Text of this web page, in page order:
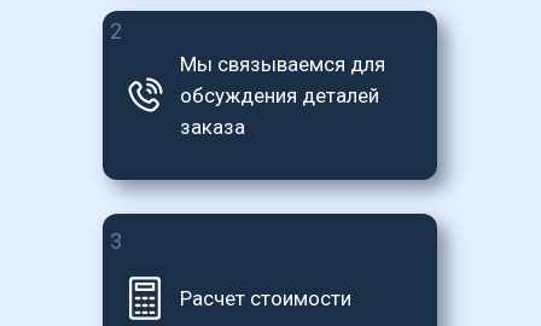
3
Мы связываемся для
обсуждения деталей
заказа
Расчет стоимости
2